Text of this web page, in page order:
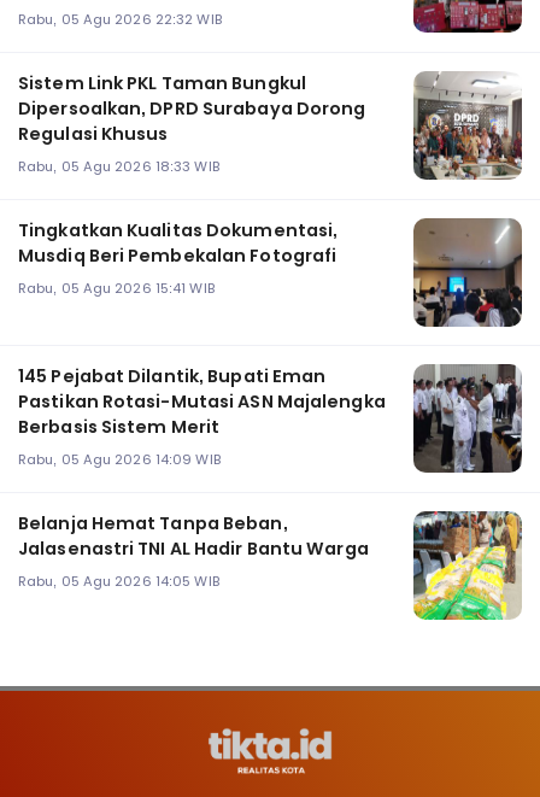
Rabu, 05 Agu 2026 22:32 WIB
‎Sistem Link PKL Taman Bungkul
Dipersoalkan, DPRD Surabaya Dorong
Regulasi Khusus
Rabu, 05 Agu 2026 18:33 WIB
Tingkatkan Kualitas Dokumentasi,
Musdiq Beri Pembekalan Fotografi ‎
Rabu, 05 Agu 2026 15:41 WIB
145 Pejabat Dilantik, Bupati Eman
Pastikan Rotasi-Mutasi ASN Majalengka
Berbasis Sistem Merit
Rabu, 05 Agu 2026 14:09 WIB
Belanja Hemat Tanpa Beban,
Jalasenastri TNI AL Hadir Bantu Warga
Rabu, 05 Agu 2026 14:05 WIB